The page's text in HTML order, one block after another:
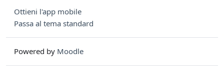
Ottieni l'app mobile
Passa al tema standard
Powered by Moodle